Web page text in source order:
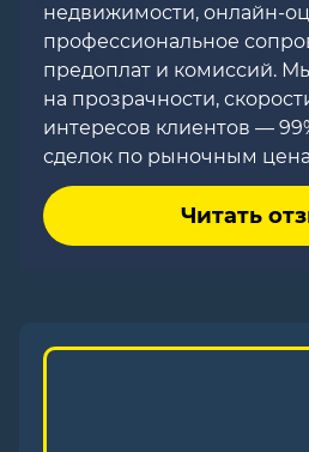
недвижимости, онлайн-
профессиональное
предоплат и комиссий.
на прозрачности,
интересов клиентов —
сделок по рыночным
Читать